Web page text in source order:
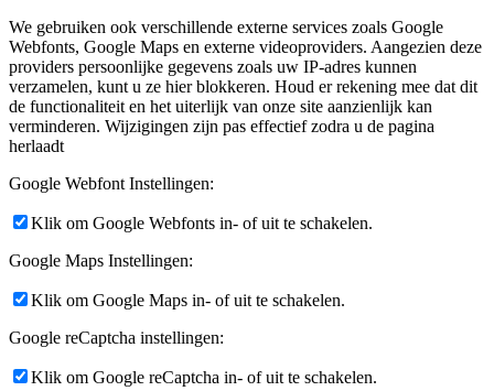
We gebruiken ook verschillende externe services zoals Google
Webfonts, Google Maps en externe videoproviders. Aangezien deze
providers persoonlijke gegevens zoals uw IP-adres kunnen
verzamelen, kunt u ze hier blokkeren. Houd er rekening mee dat dit
de functionaliteit en het uiterlijk van onze site aanzienlijk kan
verminderen. Wijzigingen zijn pas effectief zodra u de pagina
herlaadt
Google Webfont Instellingen:
Klik om Google Webfonts in- of uit te schakelen.
Google Maps Instellingen:
Klik om Google Maps in- of uit te schakelen.
Google reCaptcha instellingen:
Klik om Google reCaptcha in- of uit te schakelen.